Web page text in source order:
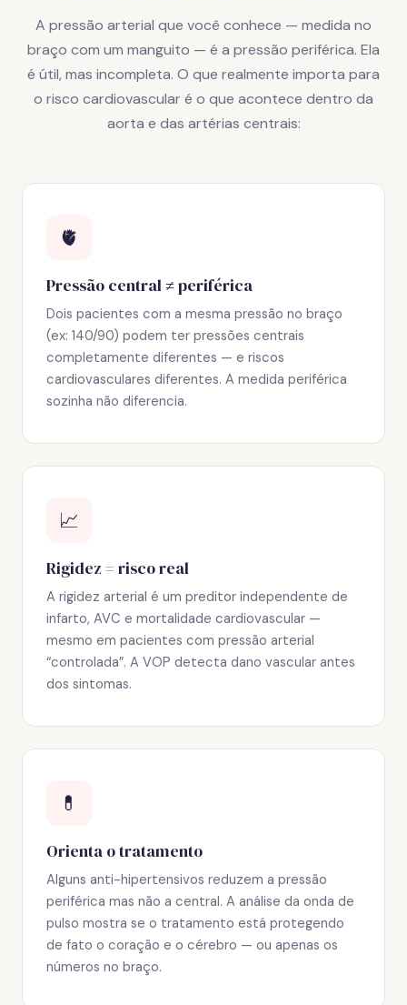
A pressão arterial que você conhece — medida no
braço com um manguito — é a pressão periférica. Ela
é útil, mas incompleta. O que realmente importa para
o risco cardiovascular é o que acontece dentro da
aorta e das artérias centrais:
🫀
Pressão central ≠ periférica
Dois pacientes com a mesma pressão no braço
(ex: 140/90) podem ter pressões centrais
completamente diferentes — e riscos
cardiovasculares diferentes. A medida periférica
sozinha não diferencia.
📈
Rigidez = risco real
A rigidez arterial é um preditor independente de
infarto, AVC e mortalidade cardiovascular —
mesmo em pacientes com pressão arterial
“controlada”. A VOP detecta dano vascular antes
dos sintomas.
💊
Orienta o tratamento
Alguns anti-hipertensivos reduzem a pressão
periférica mas não a central. A análise da onda de
pulso mostra se o tratamento está protegendo
de fato o coração e o cérebro — ou apenas os
números no braço.